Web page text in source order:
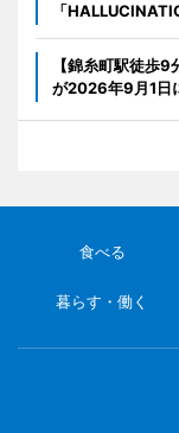
「
【錦糸町駅徒歩
が2026年9月1日
食べる
暮らす・働く